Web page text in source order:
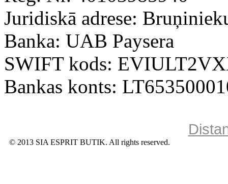
Juridiskā adrese:
Banka: UAB Paysera
SWIFT kods:
Bankas konts:
© 2013 SIA ESPRIT BUTIK. All rights reserved.